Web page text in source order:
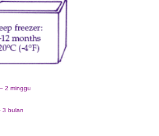
2 minggu
3 bulan